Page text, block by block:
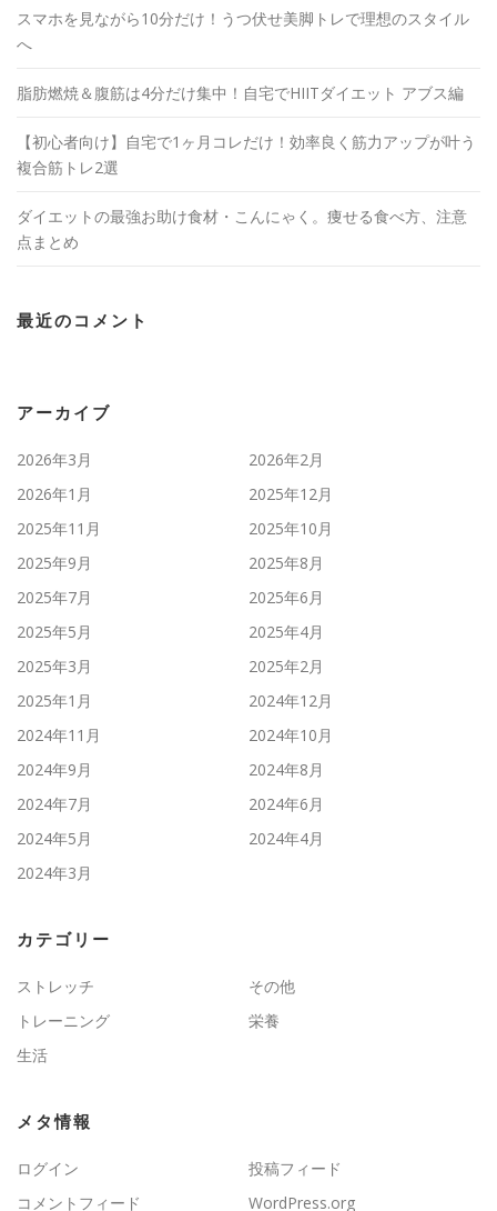
スマホを見ながら10分だけ！うつ伏せ美脚トレで理想のスタイル
へ
脂肪燃焼＆腹筋は4分だけ集中！自宅でHIITダイエット アブス編
【初心者向け】自宅で1ヶ月コレだけ！効率良く筋力アップが叶う
複合筋トレ2選
ダイエットの最強お助け食材・こんにゃく。痩せる食べ方、注意
点まとめ
最近のコメント
アーカイブ
2026年3月
2026年2月
2026年1月
2025年12月
2025年11月
2025年10月
2025年9月
2025年8月
2025年7月
2025年6月
2025年5月
2025年4月
2025年3月
2025年2月
2025年1月
2024年12月
2024年11月
2024年10月
2024年9月
2024年8月
2024年7月
2024年6月
2024年5月
2024年4月
2024年3月
カテゴリー
ストレッチ
その他
トレーニング
栄養
生活
メタ情報
ログイン
投稿フィード
コメントフィード
WordPress.org